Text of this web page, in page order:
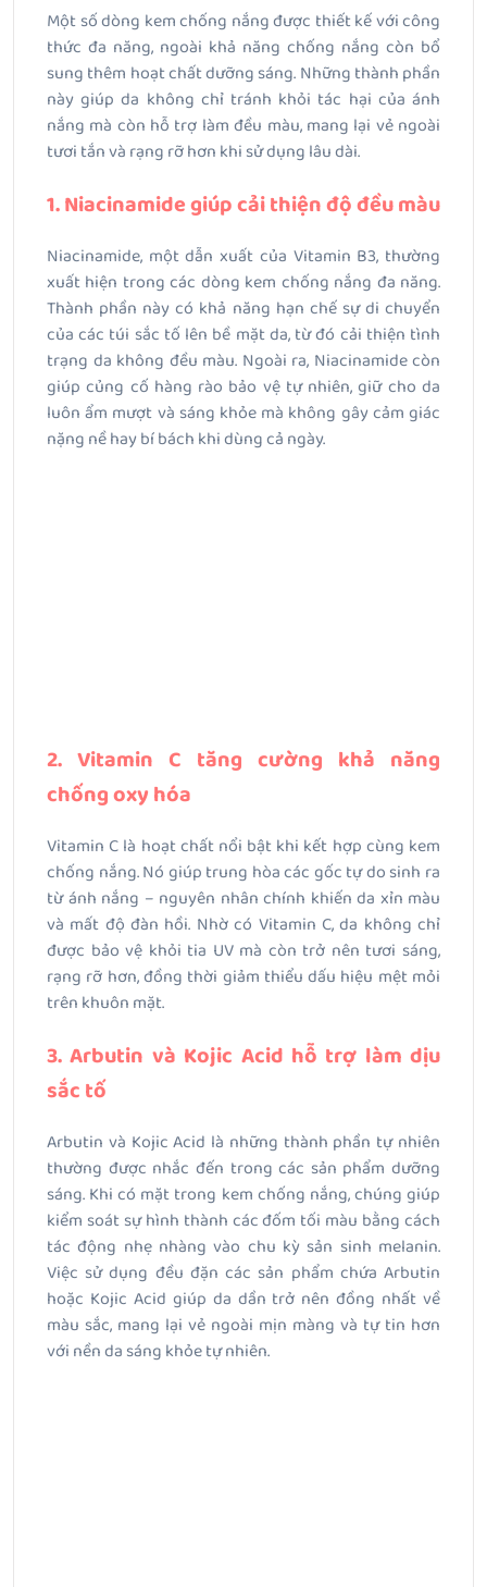
Một số dòng kem chống nắng được thiết kế với công
thức đa năng, ngoài khả năng chống nắng còn bổ
sung thêm hoạt chất dưỡng sáng. Những thành phần
này giúp da không chỉ tránh khỏi tác hại của ánh
nắng mà còn hỗ trợ làm đều màu, mang lại vẻ ngoài
tươi tắn và rạng rỡ hơn khi sử dụng lâu dài.
1. Niacinamide giúp cải thiện độ đều màu
Niacinamide, một dẫn xuất của Vitamin B3, thường
xuất hiện trong các dòng kem chống nắng đa năng.
Thành phần này có khả năng hạn chế sự di chuyển
của các túi sắc tố lên bề mặt da, từ đó cải thiện tình
trạng da không đều màu. Ngoài ra, Niacinamide còn
giúp củng cố hàng rào bảo vệ tự nhiên, giữ cho da
luôn ẩm mượt và sáng khỏe mà không gây cảm giác
nặng nề hay bí bách khi dùng cả ngày.
2. Vitamin C tăng cường khả năng
chống oxy hóa
Vitamin C là hoạt chất nổi bật khi kết hợp cùng kem
chống nắng. Nó giúp trung hòa các gốc tự do sinh ra
từ ánh nắng – nguyên nhân chính khiến da xỉn màu
và mất độ đàn hồi. Nhờ có Vitamin C, da không chỉ
được bảo vệ khỏi tia UV mà còn trở nên tươi sáng,
rạng rỡ hơn, đồng thời giảm thiểu dấu hiệu mệt mỏi
trên khuôn mặt.
3. Arbutin và Kojic Acid hỗ trợ làm dịu
sắc tố
Arbutin và Kojic Acid là những thành phần tự nhiên
thường được nhắc đến trong các sản phẩm dưỡng
sáng. Khi có mặt trong kem chống nắng, chúng giúp
kiểm soát sự hình thành các đốm tối màu bằng cách
tác động nhẹ nhàng vào chu kỳ sản sinh melanin.
Việc sử dụng đều đặn các sản phẩm chứa Arbutin
hoặc Kojic Acid giúp da dần trở nên đồng nhất về
màu sắc, mang lại vẻ ngoài mịn màng và tự tin hơn
với nền da sáng khỏe tự nhiên.